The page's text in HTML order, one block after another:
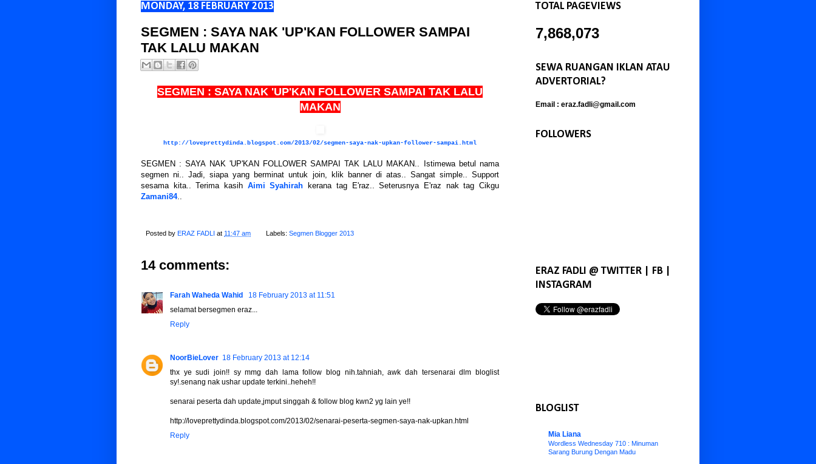
MONDAY, 18 FEBRUARY 2013
SEGMEN : SAYA NAK 'UP'KAN FOLLOWER SAMPAI
TAK LALU MAKAN
SEGMEN : SAYA NAK 'UP'KAN FOLLOWER SAMPAI TAK LALU
MAKAN
http://loveprettydinda.blogspot.com/2013/02/segmen-saya-nak-upkan-follower-sampai.html
SEGMEN : SAYA NAK 'UP'KAN FOLLOWER SAMPAI TAK LALU MAKAN.. Istimewa betul nama
segmen ni.. Jadi, siapa yang berminat untuk join, klik banner di atas.. Sangat simple.. Support
sesama kita.. Terima kasih Aimi Syahirah kerana tag E'raz.. Seterusnya E'raz nak tag Cikgu
Zamani84..
Posted by ERAZ FADLI at 11:47 am Labels: Segmen Blogger 2013
14 comments:
Farah Waheda Wahid
18 February 2013 at 11:51
selamat bersegmen eraz...
Reply
NoorBieLover 18 February 2013 at 12:14
thx ye sudi join!! sy mmg dah lama follow blog nih.tahniah, awk dah tersenarai dlm bloglist
sy!.senang nak ushar update terkini..heheh!!
senarai peserta dah update,jmput singgah & follow blog kwn2 yg lain ye!!
http://loveprettydinda.blogspot.com/2013/02/senarai-peserta-segmen-saya-nak-upkan.html
Reply
TOTAL PAGEVIEWS
7,868,073
SEWA RUANGAN IKLAN ATAU
ADVERTORIAL?
Email : eraz.fadli@gmail.com
FOLLOWERS
ERAZ FADLI @ TWITTER | FB |
INSTAGRAM
BLOGLIST
Mia Liana
Wordless Wednesday 710 : Minuman
Sarang Burung Dengan Madu